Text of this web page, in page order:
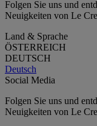
Folgen Sie uns und
Neuigkeiten von Le
Land & Sprache
ÖSTERREICH
DEUTSCH
Deutsch
Social Media
Folgen Sie uns und
Neuigkeiten von Le